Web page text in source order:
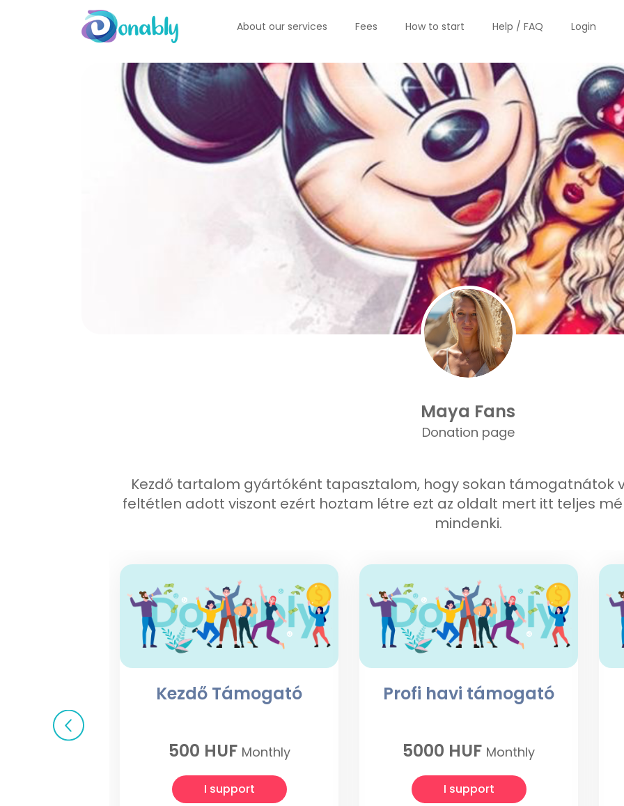
About our services Fees How to start Help / FAQ Login
Maya Fans
Donation page
Kezdő tartalom gyártóként tapasztalom, hogy sokan támogatnátok
feltétlen adott viszont ezért hoztam létre ezt az oldalt mert itt teljes
mindenki.
Kezdő Támogató
500 HUF Monthly
I support
Profi havi támogató
5000 HUF Monthly
I support